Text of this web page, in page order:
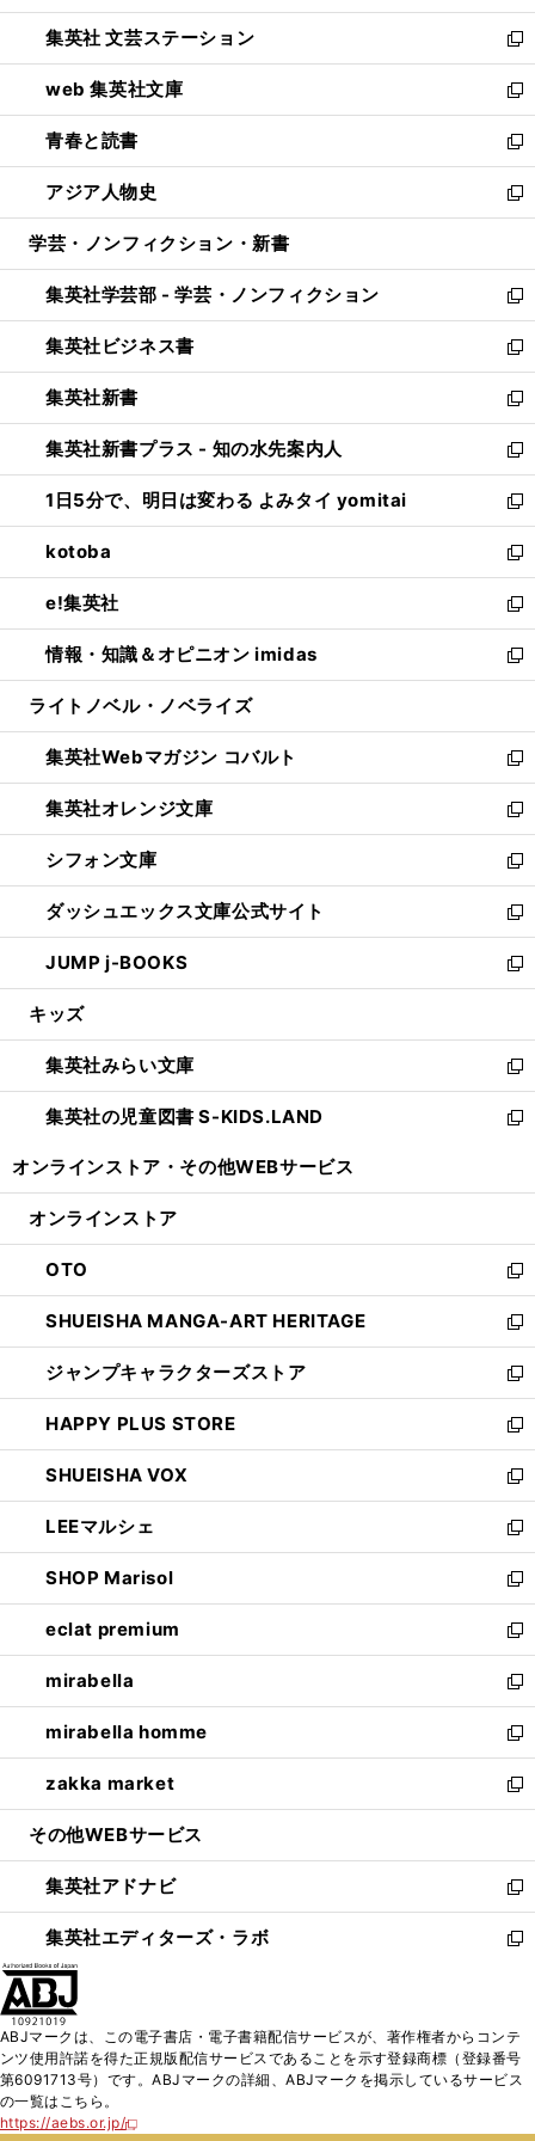
開
く
ウ
ィ
ン
ド
ウ
で
開
く
し
い
ウ
ィ
ン
ド
ウ
で
開
集英社 文芸ステーション
新
し
い
ウ
ィ
ン
ド
ウ
開
く
web 集英社文庫
新
し
い
ウ
ィ
ン
ウ
で
開
く
青春と読書
新
し
い
ウ
ン
ド
ウ
で
開
く
アジア人物史
新
し
ウ
ィ
ン
ド
ウ
で
開
く
学芸・ノンフィクション・新書
集英社学芸部 - 学芸・ノンフィクション
新
し
い
ウ
ィ
ン
ド
ウ
で
開
く
集英社ビジネス書
新
し
い
ウ
ィ
ン
ド
ウ
で
開
く
集英社新書
新
し
い
ウ
ィ
ン
ド
ウ
で
開
く
集英社新書プラス - 知の水先案内人
新
し
い
ウ
ィ
ン
ド
ウ
で
開
1日5分で、明日は変わる よみタイ yomitai
新
し
い
ウ
ィ
ン
ド
ウ
開
く
kotoba
新
し
い
ウ
ィ
ン
ウ
で
開
く
e!集英社
新
し
い
ウ
ン
ド
ウ
で
開
く
情報・知識＆オピニオン imidas
新
し
ウ
ィ
ン
ド
ウ
で
開
く
ライトノベル・ノベライズ
集英社Webマガジン コバルト
新
し
い
ウ
ィ
ン
ド
ウ
で
開
集英社オレンジ文庫
新
し
い
ウ
ィ
ン
ド
ウ
開
く
シフォン文庫
新
し
い
ウ
ィ
ン
ウ
で
開
く
ダッシュエックス文庫公式サイト
新
し
い
ウ
ン
ド
ウ
で
JUMP j-BOOKS
新
し
ウ
ィ
ン
ド
開
キッズ
集英社みらい文庫
新
し
い
ン
ウ
で
開
く
集英社の児童図書 S-KIDS.LAND
新
ウ
ン
ド
ウ
で
開
く
オンラインストア・ その他WEBサービス
オンラインストア
OTO
新
し
い
ウ
ィ
ン
ド
ウ
で
開
く
SHUEISHA MANGA-ART HERITAGE
新
し
い
ウ
ィ
ン
ド
ウ
で
開
く
ジャンプキャラクターズストア
新
し
い
ウ
ィ
ン
ド
ウ
で
開
く
HAPPY PLUS STORE
新
し
い
ウ
ィ
ン
ド
ウ
で
開
く
SHUEISHA VOX
新
し
い
ウ
ィ
ン
ド
ウ
で
開
く
LEEマルシェ
新
し
い
ウ
ィ
ン
ド
ウ
で
開
く
SHOP Marisol
新
し
い
ウ
ィ
ン
ド
ウ
で
開
eclat premium
新
し
い
ウ
ィ
ン
ド
ウ
開
く
mirabella
新
し
い
ウ
ィ
ン
ウ
で
開
く
mirabella homme
新
し
い
ウ
ン
ド
ウ
で
zakka market
新
し
ウ
ィ
ン
ド
く
その他WEBサービス
集英社アドナビ
新
し
い
ド
ウ
で
集英社エディターズ・ラボ
新
ィ
ン
ABJマークは、この電子書店・電子書籍配信サービスが、著作権者からコンテ
ンツ使用許諾を得た正規版配信サービスであることを示す登録商標（登録番号
第6091713号）です。ABJマークの詳細、ABJマークを掲示しているサービス
の一覧はこちら。
https://aebs.or.jp/
新